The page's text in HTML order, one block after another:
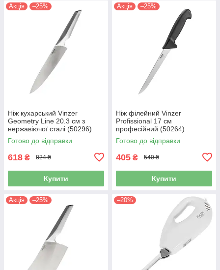
Акція –25%
Ніж кухарський Vinzer
Geometry Line 20.3 см з
нержавіючої сталі (50296)
Готово до відправки
618 ₴ 824 ₴
Купити
Акція –25%
Ніж філейний Vinzer
Profissional 17 см
професійний (50264)
Готово до відправки
405 ₴ 540 ₴
Купити
Акція –25% –20%